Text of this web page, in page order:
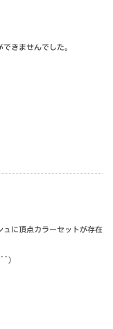
きませんでした。
ュに頂点カラーセットが存在